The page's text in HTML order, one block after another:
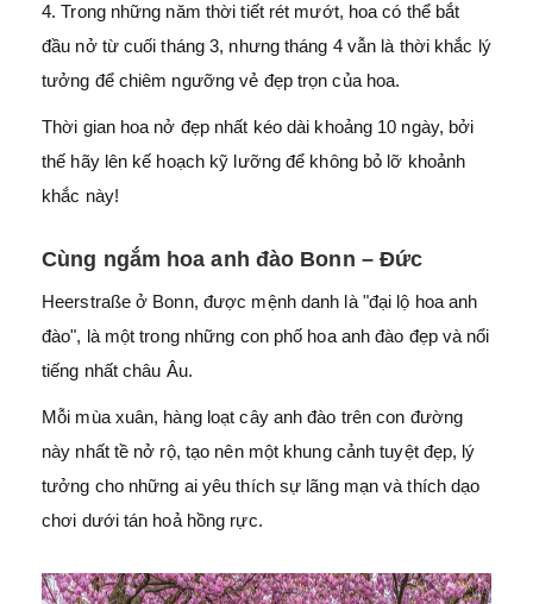
4. Trong những năm thời tiết rét mướt, hoa có thể bắt
đầu nở từ cuối tháng 3, nhưng tháng 4 vẫn là thời khắc lý
tưởng để chiêm ngưỡng vẻ đẹp trọn của hoa.
Thời gian hoa nở đẹp nhất kéo dài khoảng 10 ngày, bởi
thế hãy lên kế hoạch kỹ lưỡng để không bỏ lỡ khoảnh
khắc này!
Cùng ngắm hoa anh đào Bonn – Đức
Heerstraße ở Bonn, được mệnh danh là "đại lộ hoa anh
đào", là một trong những con phố hoa anh đào đẹp và nổi
tiếng nhất châu Âu.
Mỗi mùa xuân, hàng loạt cây anh đào trên con đường
này nhất tề nở rộ, tạo nên một khung cảnh tuyệt đẹp, lý
tưởng cho những ai yêu thích sự lãng mạn và thích dạo
chơi dưới tán hoả hồng rực.